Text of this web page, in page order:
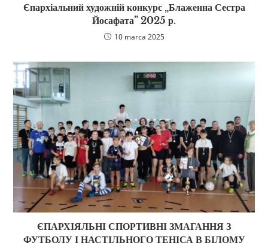
Єпархіальний художній конкурс „Блаженна Сестра
Йосафата” 2025 р.
10 marca 2025
ЄПАРХІЯЛЬНІ СПОРТИВНІ ЗМАГАННЯ З
ФУТБОЛУ І НАСТІЛЬНОГО ТЕНІСА В БІЛОМУ